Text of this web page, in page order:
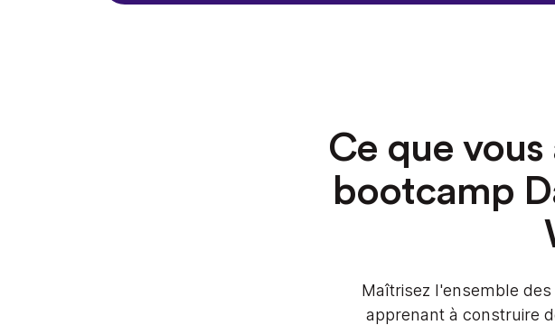
Ce que
bootcamp
Maîtrisez l'ensemble
apprenant à construire